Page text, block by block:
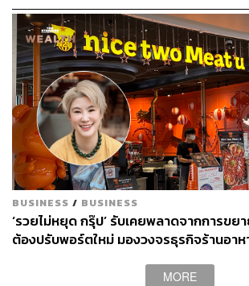
BUSINESS / BUSINESS
‘รวยไม่หยุด กรุ๊ป’ รับเคยพลาดจากการขย
ต้องปรับพอร์ตใหม่ มองวงจรธุรกิจร้านอา
MORE